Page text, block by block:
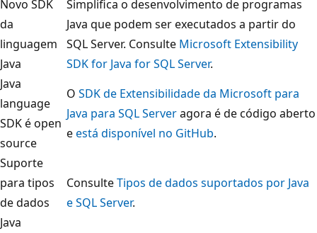
Novo SDK
da
linguagem
Java
Simplifica o desenvolvimento de programas
Java que podem ser executados a partir do
SQL Server. Consulte Microsoft Extensibility
SDK for Java for SQL Server.
Java
language
SDK é open
source
O SDK de Extensibilidade da Microsoft para
Java para SQL Serveragora é de código aberto
eestá disponível no GitHub.
Suporte
para tipos
de dados
Java
ConsulteTipos de dados suportados por Java
e SQL Server.